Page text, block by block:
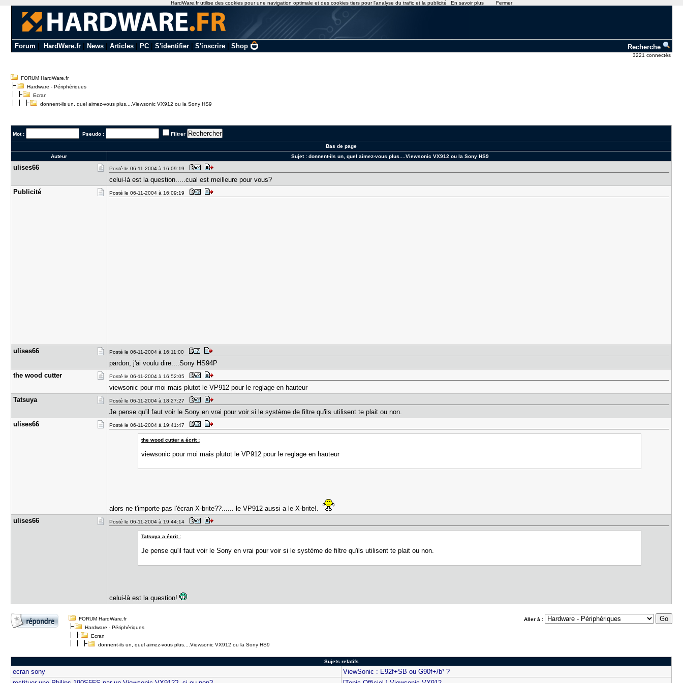
Forum HardWare.fr| News| Articles| PC| S'identifier| S'inscrire| Shop Recherche
3221 connectés
FORUM HardWare.fr
Hardware - Périphériques
Ecran
donnent-ils un, quel aimez-vous plus....Viewsonic VX912 ou la Sony HS9
Mot : Pseudo : Filtrer
Bas de page
Auteur
Sujet :donnent-ils un, quel aimez-vous plus....Viewsonic VX912 ou la Sony HS9
ulises66 Posté le 06-11-2004 à 16:09:19
celui-là est la question.....cual est meilleure pour vous?
Publicité
Posté le 06-11-2004 à 16:09:19
ulises66 Posté le 06-11-2004 à 16:11:00
pardon, j'ai voulu dire....Sony HS94P
the wood c​utter
Posté le 06-11-2004 à 16:52:05
viewsonic pour moi mais plutot le VP912 pour le reglage en hauteur
Tatsuya
Posté le 06-11-2004 à 18:27:27
Je pense qu'il faut voir le Sony en vrai pour voir si le système de filtre qu'ils utilisent te plait ou non.
ulises66
Posté le 06-11-2004 à 19:41:47
the wood cutter a écrit :
viewsonic pour moi mais plutot le VP912 pour le reglage en hauteur
alors ne t'importe pas l'écran X-brite??...... le VP912 aussi a le X-brite!.
ulises66
Posté le 06-11-2004 à 19:44:14
Tatsuya a écrit :
Je pense qu'il faut voir le Sony en vrai pour voir si le système de filtre qu'ils utilisent te plait ou non.
celui-là est la question!
Aller à :
FORUM HardWare.fr
Hardware - Périphériques
Ecran
donnent-ils un, quel aimez-vous plus....Viewsonic VX912 ou la Sony HS9
Sujets relatifs
ecran sony
ViewSonic : E92f+SB ou G90f+/b¹ ?
HardWare.fr utilise des cookies pour une navigation optimale et des cookies tiers pour l'analyse du trafic et la publicité En savoir plus Fermer